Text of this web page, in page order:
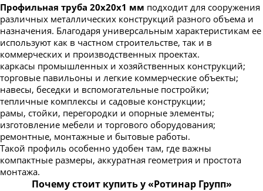
Профильная труба 20х20х1 мм подходит для сооружения
различных металлических конструкций разного объема и
назначения. Благодаря универсальным характеристикам ее
используют как в частном строительстве, так и в
коммерческих и производственных проектах.
каркасы промышленных и хозяйственных конструкций;
торговые павильоны и легкие коммерческие объекты;
навесы, беседки и вспомогательные постройки;
тепличные комплексы и садовые конструкции;
рамы, стойки, перегородки и опорные элементы;
изготовление мебели и торгового оборудования;
ремонтные, монтажные и бытовые работы.
Такой профиль особенно удобен там, где важны
компактные размеры, аккуратная геометрия и простота
монтажа.
Почему стоит купить у «Ротинар Групп»